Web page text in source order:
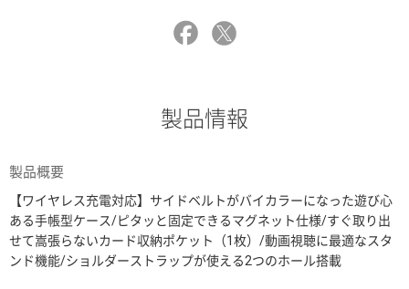
製品情報
製品概要
【ワイヤレス充電対応】サイドベルトがバイカラーになった遊び心
ある手帳型ケース/ピタッと固定できるマグネット仕様/すぐ取り出
せて嵩張らないカード収納ポケット（1枚）/動画視聴に最適なスタ
ンド機能/ショルダーストラップが使える2つのホール搭載